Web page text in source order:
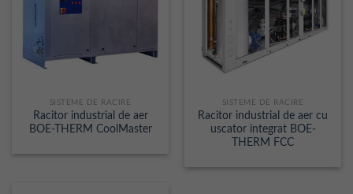
SISTEME DE RACIRE
Racitor industrial de aer
BOE-THERM CoolMaster
SISTEME DE RACIRE
Racitor industrial de aer cu
uscator integrat BOE-
THERM FCC